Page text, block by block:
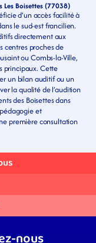
Les Boisettes (77038)
d’un accès facilité à
le sud-est francilien.
directement aux
centres proches de
ou Combs-la-Ville,
principaux. Cette
un bilan auditif ou un
la qualité de l’audition
des Boisettes dans
et
première consultation